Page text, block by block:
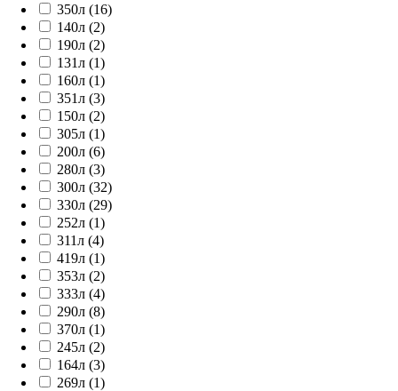
350л (16)
140л (2)
190л (2)
131л (1)
160л (1)
351л (3)
150л (2)
305л (1)
200л (6)
280л (3)
300л (32)
330л (29)
252л (1)
311л (4)
419л (1)
353л (2)
333л (4)
290л (8)
370л (1)
245л (2)
164л (3)
269л (1)